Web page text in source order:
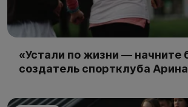
«Устали по жизни — начните
создатель спортклуба